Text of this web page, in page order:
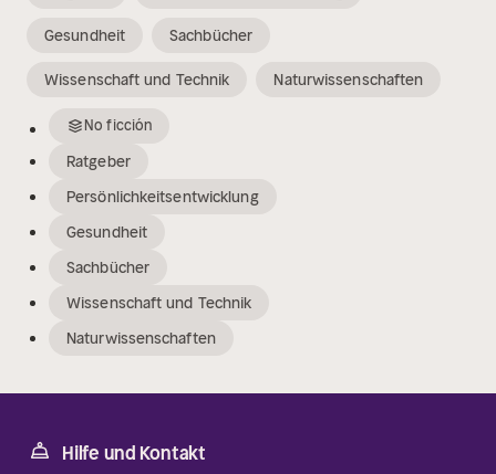
Gesundheit Sachbücher
Wissenschaft und Technik Naturwissenschaften
No ficción
Ratgeber
Persönlichkeitsentwicklung
Gesundheit
Sachbücher
Wissenschaft und Technik
Naturwissenschaften
Hilfe und Kontakt